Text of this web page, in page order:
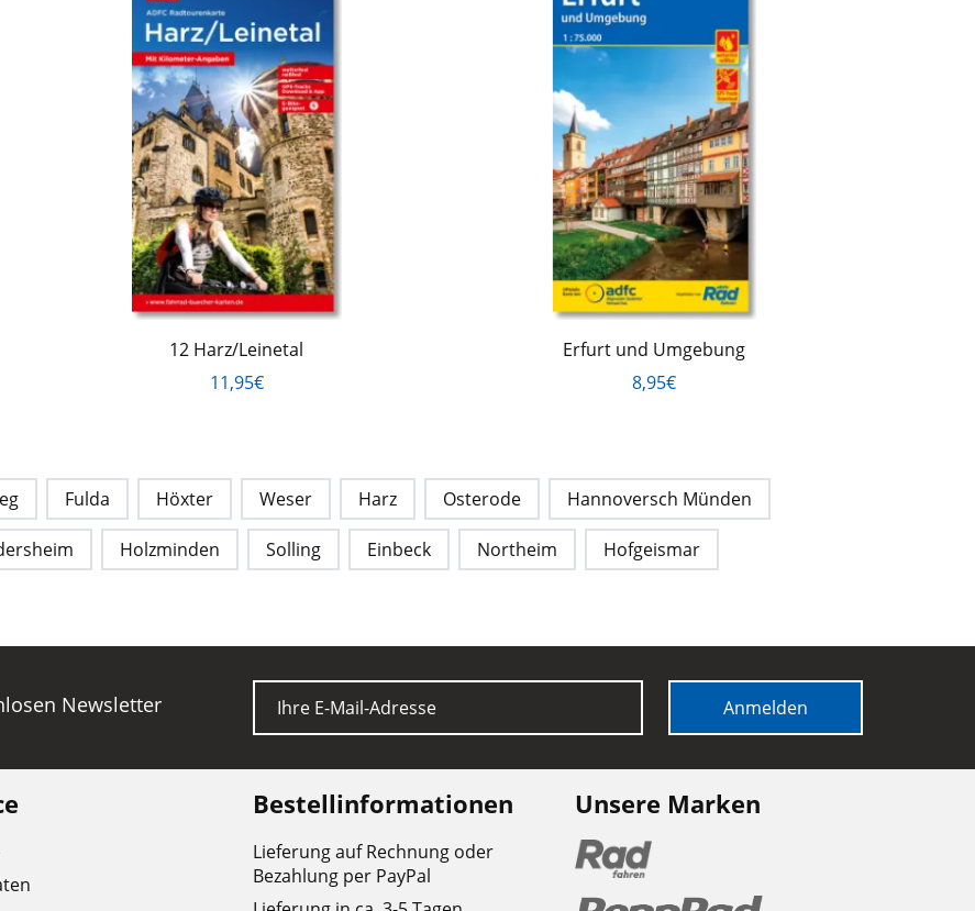
12 Harz/Leinetal
11,95€
Erfurt und Umgebung
8,95€
Fulda Höxter Weser Harz Osterode Hannoversch Münden
Holzminden Solling Einbeck Northeim Hofgeismar
Newsletter E-Mail Anmelden
Bestellinformationen
Lieferung auf Rechnung oder
Bezahlung per PayPal
Unsere Marken